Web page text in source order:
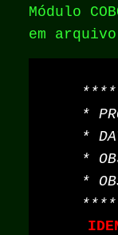
Módulo
em